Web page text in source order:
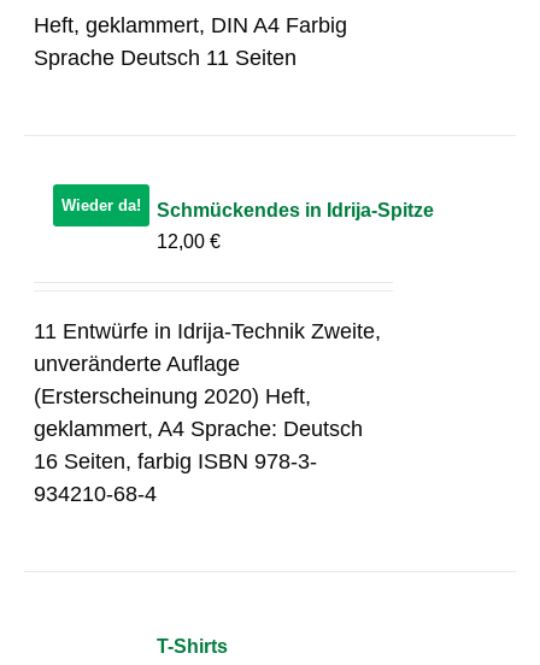
Heft, geklammert, DIN A4 Farbig
Sprache Deutsch 11 Seiten
Wieder da!
Schmückendes in Idrija-Spitze
12,00€
11 Entwürfe in Idrija-Technik Zweite,
unveränderte Auflage
(Ersterscheinung 2020) Heft,
geklammert, A4 Sprache: Deutsch
16 Seiten, farbig ISBN 978-3-
934210-68-4
T-Shirts